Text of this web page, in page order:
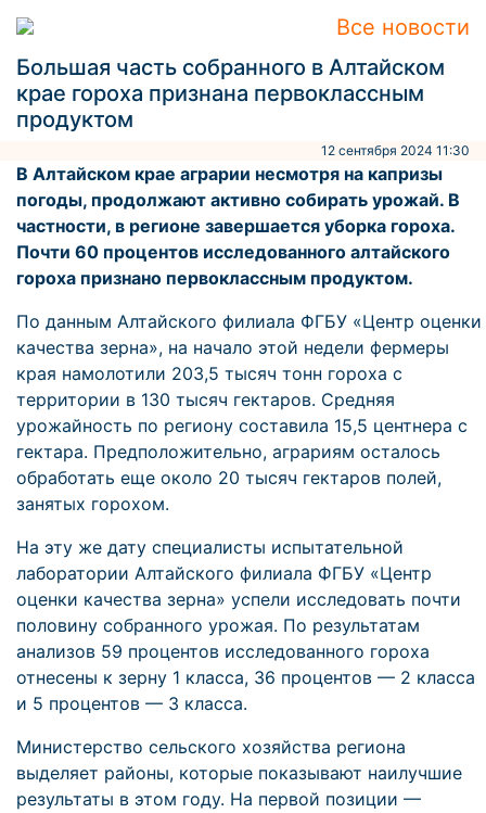
Все новости
Большая часть собранного в Алтайском
крае гороха признана первоклассным
продуктом
12 сентября 2024 11:30
В Алтайском крае аграрии несмотря на капризы
погоды, продолжают активно собирать урожай. В
частности, в регионе завершается уборка гороха.
Почти 60 процентов исследованного алтайского
гороха признано первоклассным продуктом.
По данным Алтайского филиала ФГБУ «Центр оценки
качества зерна», на начало этой недели фермеры
края намолотили 203,5 тысяч тонн гороха с
территории в 130 тысяч гектаров. Средняя
урожайность по региону составила 15,5 центнера с
гектара. Предположительно, аграриям осталось
обработать еще около 20 тысяч гектаров полей,
занятых горохом.
На эту же дату специалисты испытательной
лаборатории Алтайского филиала ФГБУ «Центр
оценки качества зерна» успели исследовать почти
половину собранного урожая. По результатам
анализов 59 процентов исследованного гороха
отнесены к зерну 1 класса, 36 процентов — 2 класса
и 5 процентов — 3 класса.
Министерство сельского хозяйства региона
выделяет районы, которые показывают наилучшие
результаты в этом году. На первой позиции —